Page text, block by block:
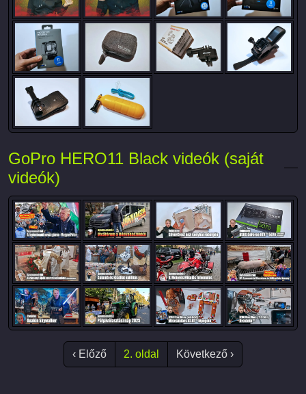
GoPro HERO11 Black videók (saját
videók)
Előző oldal
‹ Előző 2. oldal Következő oldal
Következő ›